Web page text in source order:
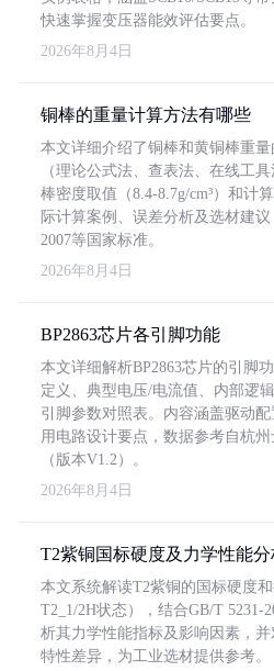
快速掌握变压器能效评估要点。
2026年8月4日
铜棒的重量计算方法有哪些
本文详细介绍了铜棒和黄铜棒重
（理论公式法、查表法、在线工
棒密度取值（8.4-8.7g/cm³）和计
际计算案例、误差分析及选材建
2007等国家标准。
2026年8月4日
BP2863芯片各引脚功能
本文详细解析BP2863芯片的引脚
定义、典型电压/电流值、内部逻
引脚参数对照表。内容涵盖驱动
用电路设计要点，数据参考自杭
（版本V1.2）。
2026年8月4日
T2紫铜国标硬度及力学性能分
本文系统解读T2紫铜的国标硬度
T2_1/2H状态），结合GB/T 5231-
析其力学性能指标及影响因素，
特性差异，为工业选材提供参考。